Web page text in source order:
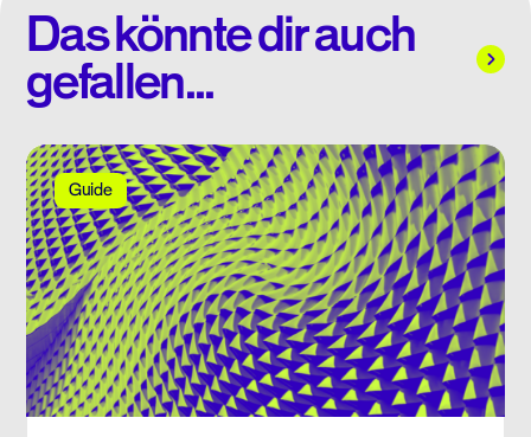
Das könnte dir auch
gefallen...
Guide